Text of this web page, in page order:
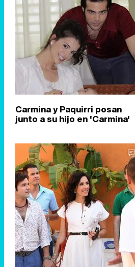
Carmina y Paquirri posan
junto a su hijo en 'Carmina'